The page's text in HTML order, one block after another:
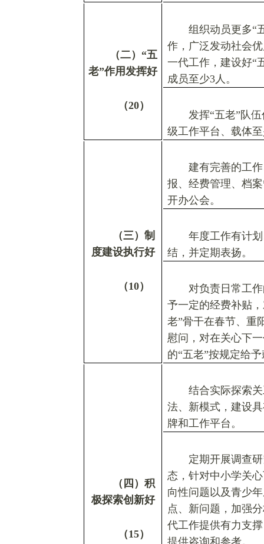
（二） “五
老”作用发挥好
（20）
组织动员更多“
作，广泛发动社会
一代工作，建设好“
成员至少3人。
发挥“五老”队
级工作平台、载体
（三）制
度建设执行好
（10）
建有完善的工
报、经费管理、档
开办公会。
年度工作有计
结，并定期表扬。
对负责日常工
予一定的经费补贴
老”骨干在春节、重
慰问，对在关心下
的“五老”按规定给
（四）积
极探索创新好
（15）
结合实际探索
法、新模式，建设
牌和工作平台。
定期开展调查
态，针对中小学关
向性问题以及青少
点、新问题，加强
代工作提供有力支
提供咨询和参考。